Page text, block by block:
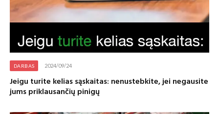
DARBAS 2024/09/24
Jeigu turite kelias sąskaitas: nenustebkite, jei negausite
jums priklausančių pinigų